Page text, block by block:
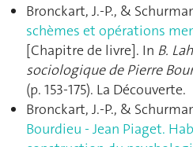
Bronckart, J.-P., &
schèmes et opérations
[Chapitre de livre]. In B.
sociologique de Pierre
(p. 153‑175). La Découverte.
Bronckart, J.-P., &
Bourdieu - Jean Piaget.